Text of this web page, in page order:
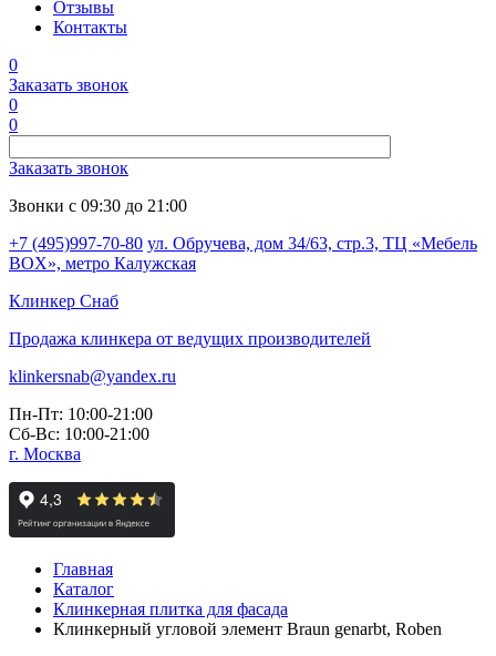
Отзывы
Контакты
0
Заказать звонок
0
0
Заказать звонок
Звонки с 09:30 до 21:00
+7 (495)997-70-80 ул. Обручева, дом 34/63, стр.3, ТЦ «Мебель
BOX», метро Калужская
Клинкер Снаб
Продажа клинкера от ведущих производителей
klinkersnab@yandex.ru
Пн-Пт: 10:00-21:00
Сб-Вс: 10:00-21:00
г. Москва
Главная
Каталог
Клинкерная плитка для фасада
Клинкерный угловой элемент Braun genarbt, Roben